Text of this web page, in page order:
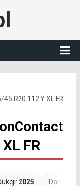
45 R20 112 Y XL FR
FR
2025